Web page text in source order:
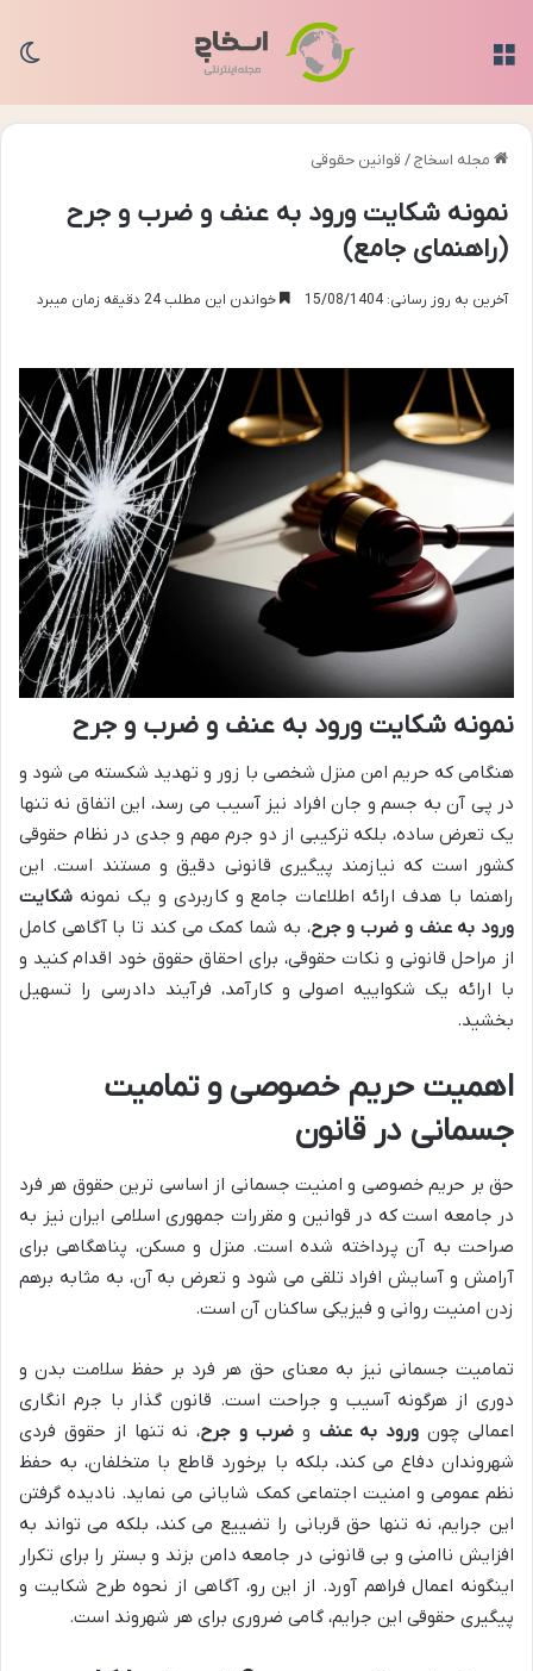
مجله اسخاج/ قوانین حقوقی
نمونه شکایت ورود به عنف و ضرب و جرح
(راهنمای جامع)
آخرین به روز رسانی: 15/08/1404 خواندن این مطلب 24 دقیقه زمان میبرد
نمونه شکایت ورود به عنف و ضرب و جرح
هنگامی که حریم امن منزل شخصی با زور و تهدید شکسته می شود و
در پی آن به جسم و جان افراد نیز آسیب می رسد، این اتفاق نه تنها
یک تعرض ساده، بلکه ترکیبی از دو جرم مهم و جدی در نظام حقوقی
کشور است که نیازمند پیگیری قانونی دقیق و مستند است. این
راهنما با هدف ارائه اطلاعات جامع و کاربردی و یک نمونه شکایت
ورود به عنف و ضرب و جرح، به شما کمک می کند تا با آگاهی کامل
از مراحل قانونی و نکات حقوقی، برای احقاق حقوق خود اقدام کنید و
با ارائه یک شکواییه اصولی و کارآمد، فرآیند دادرسی را تسهیل
بخشید.
اهمیت حریم خصوصی و تمامیت
جسمانی در قانون
حق بر حریم خصوصی و امنیت جسمانی از اساسی ترین حقوق هر فرد
در جامعه است که در قوانین و مقررات جمهوری اسلامی ایران نیز به
صراحت به آن پرداخته شده است. منزل و مسکن، پناهگاهی برای
آرامش و آسایش افراد تلقی می شود و تعرض به آن، به مثابه برهم
زدن امنیت روانی و فیزیکی ساکنان آن است.
تمامیت جسمانی نیز به معنای حق هر فرد بر حفظ سلامت بدن و
دوری از هرگونه آسیب و جراحت است. قانون گذار با جرم انگاری
اعمالی چون ورود به عنف وضرب و جرح، نه تنها از حقوق فردی
شهروندان دفاع می کند، بلکه با برخورد قاطع با متخلفان، به حفظ
نظم عمومی و امنیت اجتماعی کمک شایانی می نماید. نادیده گرفتن
این جرایم، نه تنها حق قربانی را تضییع می کند، بلکه می تواند به
افزایش ناامنی و بی قانونی در جامعه دامن بزند و بستر را برای تکرار
اینگونه اعمال فراهم آورد. از این رو، آگاهی از نحوه طرح شکایت و
پیگیری حقوقی این جرایم، گامی ضروری برای هر شهروند است.